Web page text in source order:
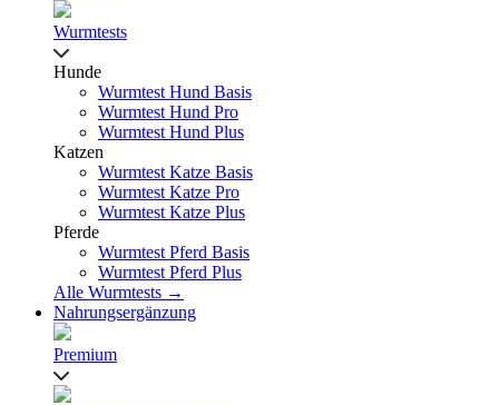
Wurmtests
Hunde
Wurmtest Hund Basis
Wurmtest Hund Pro
Wurmtest Hund Plus
Katzen
Wurmtest Katze Basis
Wurmtest Katze Pro
Wurmtest Katze Plus
Pferde
Wurmtest Pferd Basis
Wurmtest Pferd Plus
Alle Wurmtests →
Nahrungsergänzung
Premium